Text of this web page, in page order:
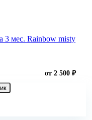
3 мес. Rainbow misty
от 2 500 ₽